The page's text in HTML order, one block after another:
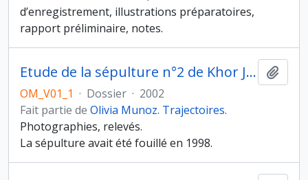
d’enregistrement, illustrations préparatoires,
rapport préliminaire, notes.
Etude de la sépulture n°2 de Khor Jarama
OM_V01_1 · Dossier · 2002
Fait partie de Olivia Munoz. Trajectoires.
Photographies, relevés.
La sépulture avait été fouillé en 1998.